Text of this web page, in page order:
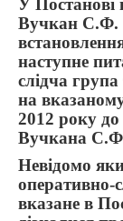
У Постанові
Вучкан С.Ф.
наступне
слідча
на
2012 року до
Вучкана
Невідомо
оперативно-
вказане в